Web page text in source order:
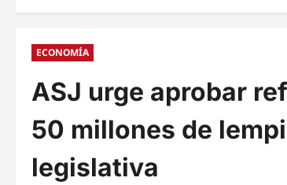
ECONOMÍA
ASJ urge aprobar
50 millones de
legislativa